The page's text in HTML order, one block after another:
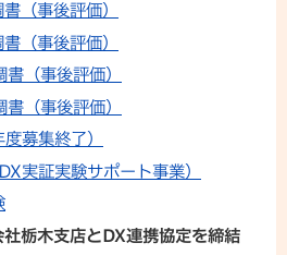
（事後評価）
（事後評価）
（事後評価）
（事後評価）
募集終了）
実証実験サポート事業）
栃木支店とDX連携協定を締結